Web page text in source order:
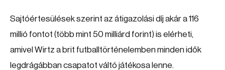
Sajtóértesülések szerint az átigazolási díj akár a 116
millió fontot (több mint 50 milliárd forint) is elérheti,
amivel Wirtz a brit futballtörténelemben minden idők
legdrágábban csapatot váltó játékosa lenne.